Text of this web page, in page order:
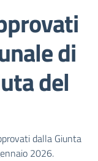
di
del
dalla Giunta
2026.